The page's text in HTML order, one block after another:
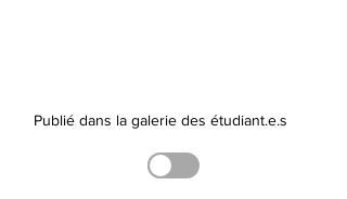
Publié dans la galerie des étudiant.e.s